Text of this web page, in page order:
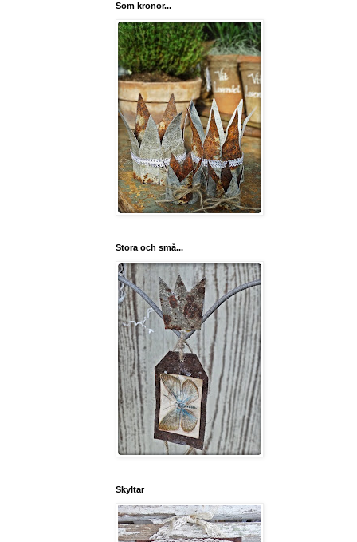
Som kronor...
Stora och små...
Skyltar